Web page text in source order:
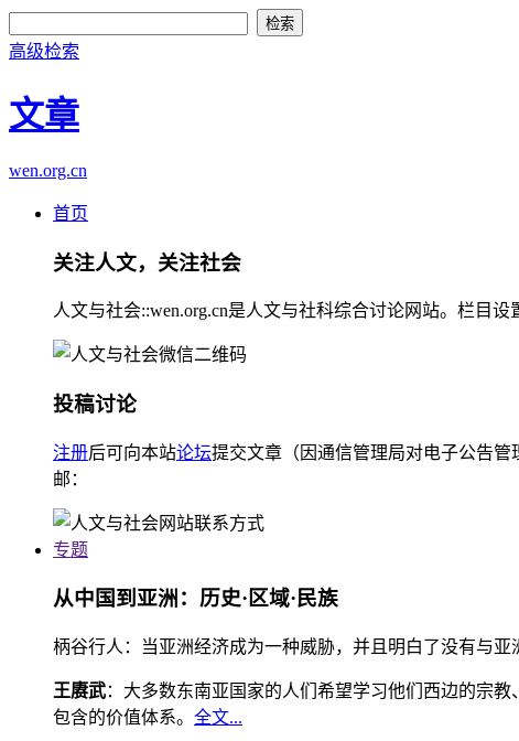
高级检索
文章
wen.org.cn
首页
关注人文，关注社会
人文与社会::wen.org.cn是人文与社科综合讨论网站。栏目
投稿讨论
注册后可向本站论坛提交文章（因通信管理局对电子公告
邮：
专题
从中国到亚洲：历史·区域·民族
柄谷行人：当亚洲经济成为一种威胁，并且明白了没有与
王赓武：大多数东南亚国家的人们希望学习他们西边的宗
包含的价值体系。 全文...